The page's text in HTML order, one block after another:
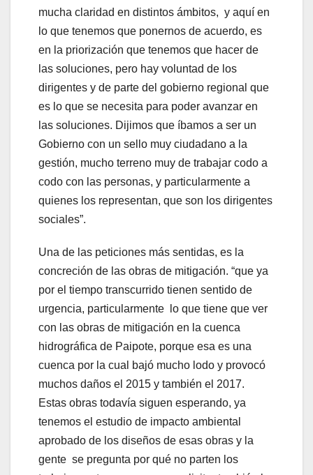
mucha claridad en distintos ámbitos, y aquí en
lo que tenemos que ponernos de acuerdo, es
en la priorización que tenemos que hacer de
las soluciones, pero hay voluntad de los
dirigentes y de parte del gobierno regional que
es lo que se necesita para poder avanzar en
las soluciones. Dijimos que íbamos a ser un
Gobierno con un sello muy ciudadano a la
gestión, mucho terreno muy de trabajar codo a
codo con las personas, y particularmente a
quienes los representan, que son los dirigentes
sociales”.
Una de las peticiones más sentidas, es la
concreción de las obras de mitigación. “que ya
por el tiempo transcurrido tienen sentido de
urgencia, particularmente lo que tiene que ver
con las obras de mitigación en la cuenca
hidrográfica de Paipote, porque esa es una
cuenca por la cual bajó mucho lodo y provocó
muchos daños el 2015 y también el 2017.
Estas obras todavía siguen esperando, ya
tenemos el estudio de impacto ambiental
aprobado de los diseños de esas obras y la
gente se pregunta por qué no parten los